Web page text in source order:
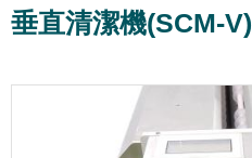
垂直清潔機(SCM-V)